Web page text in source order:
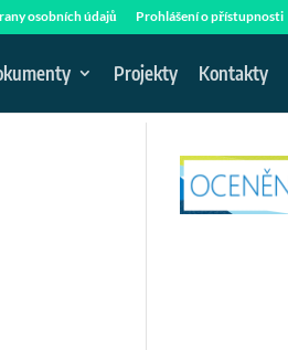
osobních údajů Prohlášení o přístupnosti
Projekty Kontakty